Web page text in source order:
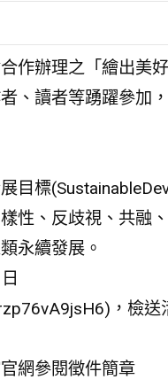
作辦理之「繪出美
、讀者等踴躍參加
目標
性、反歧視、共融
永續發展。
，檢送
網參閱徵件簡章